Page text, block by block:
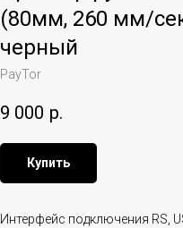
(80мм, 260 мм/
черный
PayTor
9 000 р.
Купить
Интерфейс подключения RS,